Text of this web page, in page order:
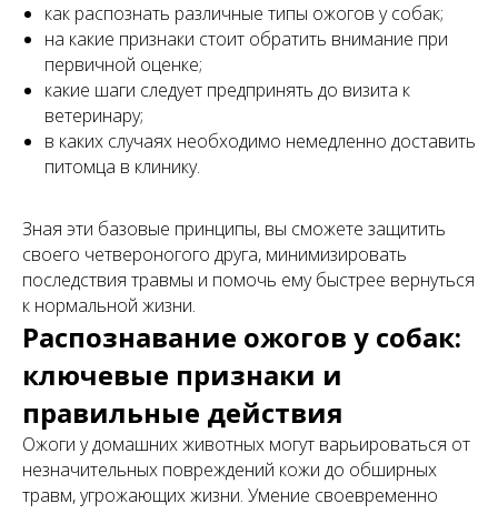
как распознать различные типы ожогов у собак;
на какие признаки стоит обратить внимание при
первичной оценке;
какие шаги следует предпринять до визита к
ветеринару;
в каких случаях необходимо немедленно доставить
питомца в клинику.
Зная эти базовые принципы, вы сможете защитить
своего четвероногого друга, минимизировать
последствия травмы и помочь ему быстрее вернуться
к нормальной жизни.
Распознавание ожогов у собак:
ключевые признаки и
правильные действия
Ожоги у домашних животных могут варьироваться от
незначительных повреждений кожи до обширных
травм, угрожающих жизни. Умение своевременно